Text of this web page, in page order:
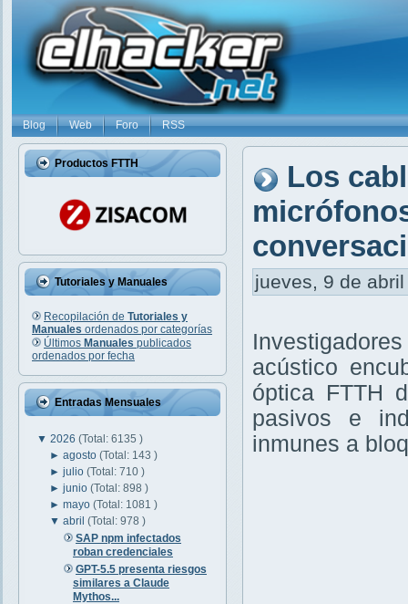
Blog Web Foro RSS
Productos FTTH
Tutoriales y Manuales
Recopilación de Tutoriales y
Manuales ordenados por categorías
Últimos Manuales publicados
ordenados por fecha
Entradas Mensuales
▼ 2026 (Total: 6135 )
►agosto(Total: 143 )
►julio(Total: 710 )
►junio(Total: 898 )
►mayo(Total: 1081 )
▼abril(Total: 978 )
SAP npm infectados
roban credenciales
GPT-5.5 presenta riesgos
similares a Claude
Mythos...
Los
jueves, 9 de
acústico
óptica FTTH
pasivos e
inmunes a